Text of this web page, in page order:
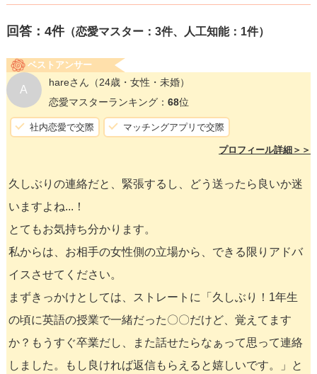
回答： 4件（恋愛マスター：3件、人工知能：1件）
ベストアンサー
A
hareさん （24歳・女性・未婚）
恋愛マスターランキング： 68位
社内恋愛で交際 マッチングアプリで交際
プロフィール詳細＞＞
久しぶりの連絡だと、緊張するし、どう送ったら良いか迷
いますよね...！
とてもお気持ち分かります。
私からは、お相手の女性側の立場から、できる限りアドバ
イスさせてください。
まずきっかけとしては、ストレートに「久しぶり！1年生
の頃に英語の授業で一緒だった〇〇だけど、覚えてます
か？もうすぐ卒業だし、また話せたらなぁって思って連絡
しました。もし良ければ返信もらえると嬉しいです。」と